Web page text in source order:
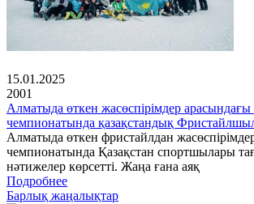
15.01.2025
2001
Алматыда өткен жасөспірімдер арасындағы
чемпионатында қазақстандық
Алматыда өткен фристайлдан
чемпионатында Қазақстан спортшылары
нәтижелер көрсетті. Жаңа ғана аяқ
Подробнее
Барлық жаңалықтар